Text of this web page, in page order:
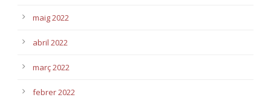
maig 2022
abril 2022
març 2022
febrer 2022